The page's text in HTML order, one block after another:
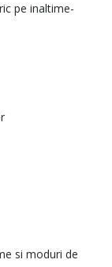
pe inaltime-
si moduri de